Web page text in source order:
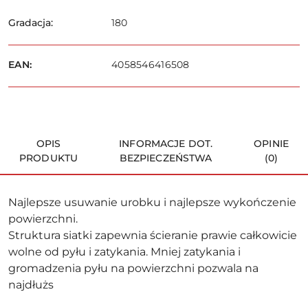
Gradacja: 180
EAN: 4058546416508
OPIS
PRODUKTU
INFORMACJE DOT.
BEZPIECZEŃSTWA
OPINIE
(0)
Najlepsze usuwanie urobku i najlepsze wykończenie
powierzchni.
Struktura siatki zapewnia ścieranie prawie całkowicie
wolne od pyłu i zatykania. Mniej zatykania i
gromadzenia pyłu na powierzchni pozwala na
najdłużs